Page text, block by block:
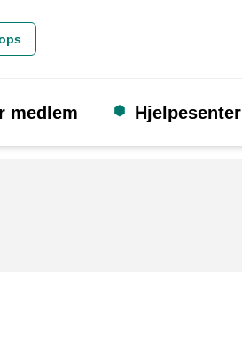
medlem Hjelpesenter